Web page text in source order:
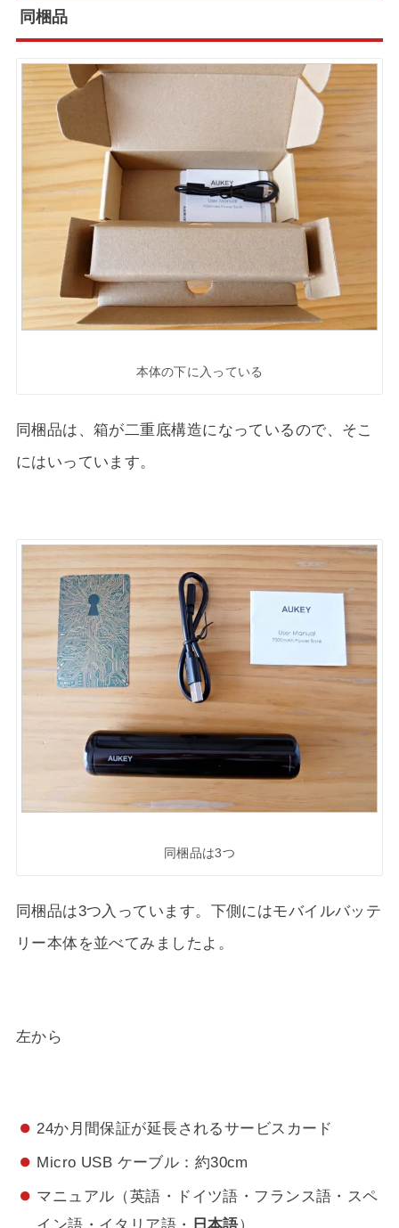
同梱品
本体の下に入っている
同梱品は、箱が二重底構造になっているので、そこ
にはいっています。
同梱品は3つ
同梱品は3つ入っています。下側にはモバイルバッテ
リー本体を並べてみましたよ。
左から
24か月間保証が延長されるサービスカード
Micro USB ケーブル：約30cm
マニュアル（英語・ドイツ語・フランス語・スペ